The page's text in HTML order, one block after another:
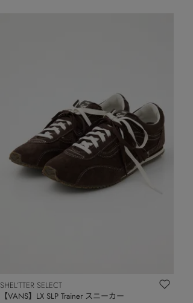
SHEL’TTER SELECT
【VANS】LX SLP Trainer スニーカー